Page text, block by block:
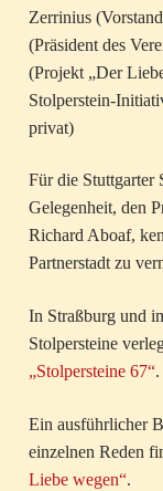
Zerrinius
(Präsident des
(Projekt „Der
Stolperstein-
privat)
Für die Stuttgarter
Gelegenheit, den
Richard Aboaf,
Partnerstadt zu
In Straßburg und
Stolpersteine
„Stolpersteine 67“.
Ein ausführlicher
einzelnen Reden
Liebe wegen“.